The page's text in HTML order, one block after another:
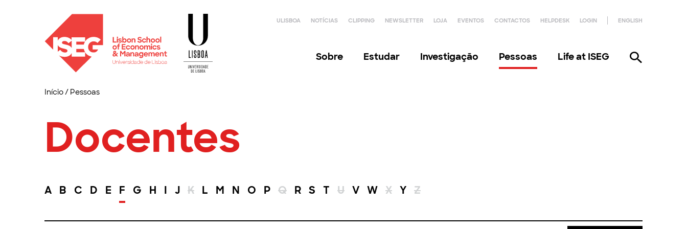
ULISBOA NOTÍCIAS CLIPPING NEWSLETTER LOJA EVENTOS CONTACTOS HELPDESK LOGIN ENGLISH
Sobre Estudar Investigação Pessoas Life at ISEG
Início/ Pessoas
Docentes
A B C D E F G H I J K L M N O P Q R S T U V W X Y Z